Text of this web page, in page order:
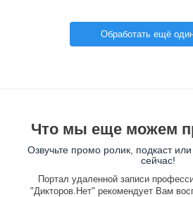
Обработать ещё
Что мы еще можем
Озвучьте промо ролик, подкаст
сейчас!
Портал удаленной записи
"Дикторов.Нет" рекомендует Вам